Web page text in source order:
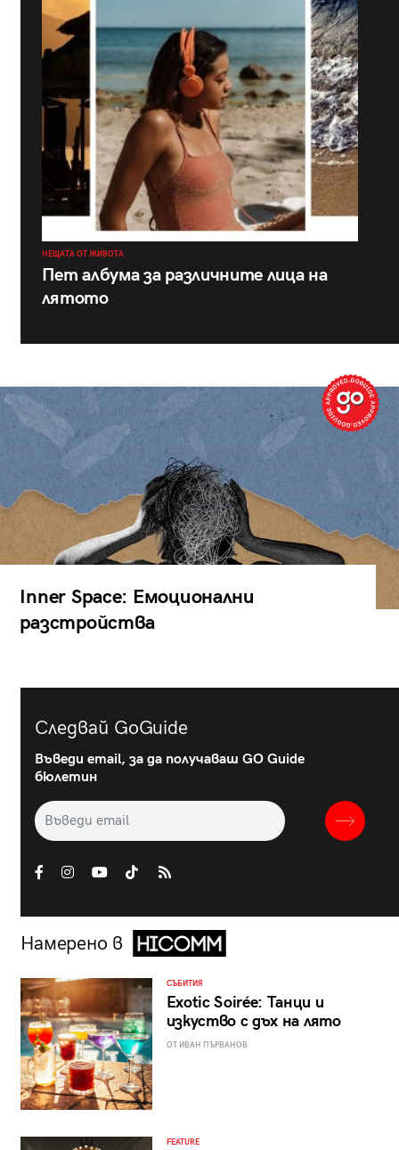
НЕЩАТА ОТ ЖИВОТА
Пет албума за различните лица на
лятото
Inner Space: Емоционални
разстройства
Следвай GoGuide
Въведи email, за да получаваш GO Guide
бюлетин
Намерено в
СЪБИТИЯ
Exotic Soirée: Танци и
изкуство с дъх на лято
ОТ ИВАН ПЪРВАНОВ
FEATURE